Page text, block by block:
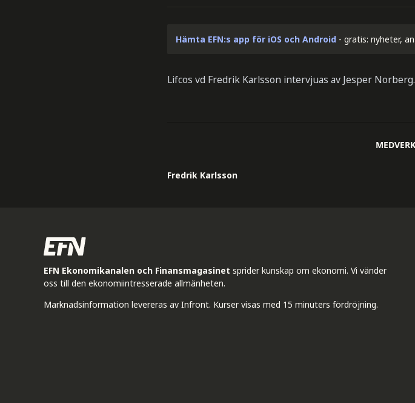
Hämta EFN:s app för iOS och Android - gratis: nyheter,
Lifcos vd Fredrik Karlsson intervjuas av Jesper Norberg.
Fredrik Karlsson
EFN Ekonomikanalen och Finansmagasinet sprider kunskap om ekonomi. Vi vänder
oss till den ekonomiintresserade allmänheten.
Marknadsinformation levereras av Infront. Kurser visas med 15 minuters fördröjning.